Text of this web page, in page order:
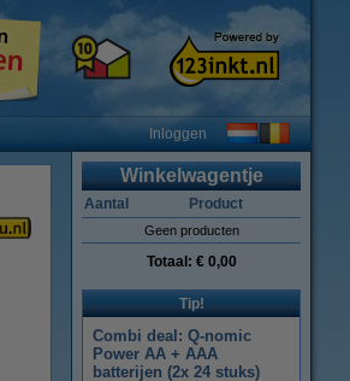
Inloggen
Winkelwagentje
Aantal Product
Geen producten
Totaal: € 0,00
Tip!
Combi deal: Q-nomic
Power AA + AAA
batterijen (2x 24 stuks)